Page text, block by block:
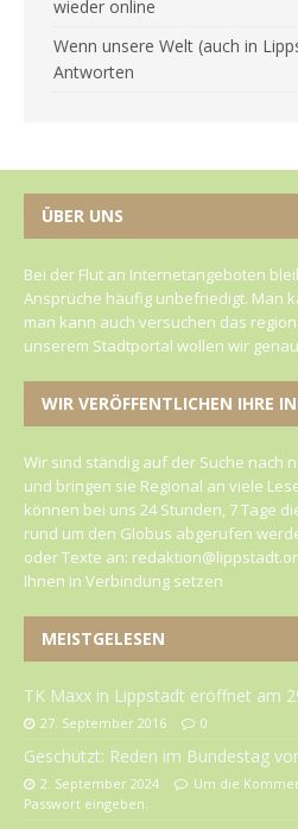
wieder online
Wenn unsere Welt (auch in
Antworten
ÜBER UNS
Bei der Flut an Internetangeboten
Ansprüche häufig unbefriedigt. Man
man kann auch versuchen das
unserem Stadtportal wollen wir
WIR VERÖFFENTLICHEN IHRE
Wir sind ständig auf der Suche nach
und bringen sie Regional an viele
können bei uns 24 Stunden, 7 Tage
rund um den Globus abgerufen
oder Texte an:
Ihnen in Verbindung setzen
MEISTGELESEN
TK Maxx in Lippstadt eröffnet am
27. September 2016 0
Geschützt: Reden im Bundestag
2. September 2024
Um die
Passwort eingeben.